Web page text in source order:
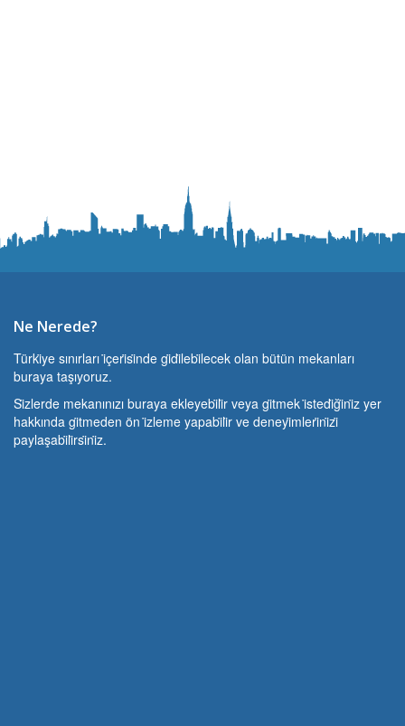
Ne Nerede?
Türki̇ye sınırları i̇çeri̇si̇nde gi̇di̇lebi̇lecek olan bütün mekanları
buraya taşıyoruz.
Si̇zlerde mekanınızı buraya ekleyebi̇li̇r veya gi̇tmek i̇stedi̇ği̇ni̇z yer
hakkında gi̇tmeden ön i̇zleme yapabi̇li̇r ve deneyi̇mleri̇ni̇zi̇
paylaşabi̇li̇rsi̇ni̇z.